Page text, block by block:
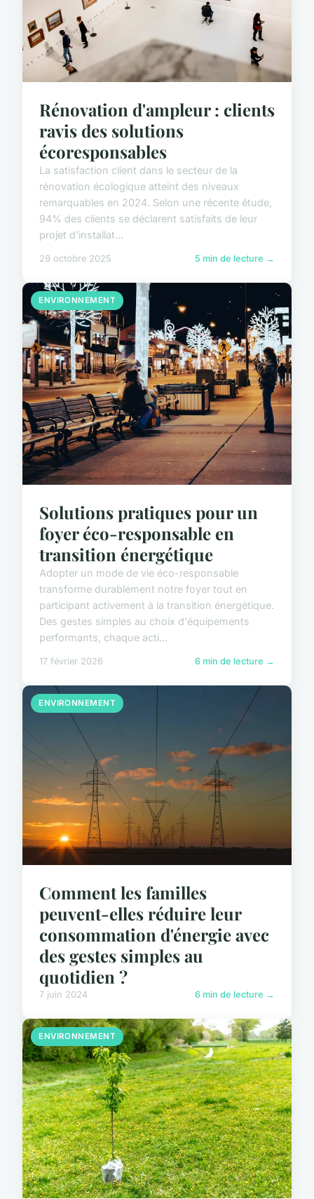
Rénovation d'ampleur : clients
ravis des solutions
écoresponsables
La satisfaction client dans le secteur de la
rénovation écologique atteint des niveaux
remarquables en 2024. Selon une récente étude,
94% des clients se déclarent satisfaits de leur
projet d'installat...
29 octobre 2025 5 min de lecture →
ENVIRONNEMENT
Solutions pratiques pour un
foyer éco-responsable en
transition énergétique
Adopter un mode de vie éco-responsable
transforme durablement notre foyer tout en
participant activement à la transition énergétique.
Des gestes simples au choix d'équipements
performants, chaque acti...
17 février 2026 6 min de lecture →
ENVIRONNEMENT
Comment les familles
peuvent-elles réduire leur
consommation d'énergie avec
des gestes simples au
quotidien ?
7 juin 2024 6 min de lecture →
ENVIRONNEMENT